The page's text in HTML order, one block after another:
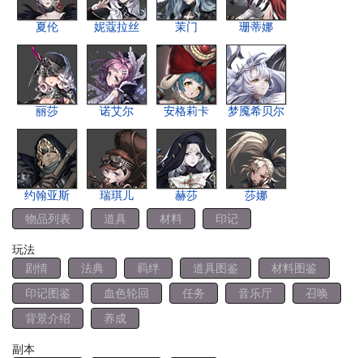
夏伦 妮蔻拉丝 茉门 珊蒂娜
丽莎 诺艾尔 安格莉卡 梦魇希贝尔
约翰亚斯 瑞琪儿 赫莎 莎娜
物品列表 道具 材料 印记
玩法
剧情
法典 羁绊 道具图鉴
材料图鉴
印记图鉴
血色轮回 任务 音乐厅
召唤
背景介绍
养成
副本